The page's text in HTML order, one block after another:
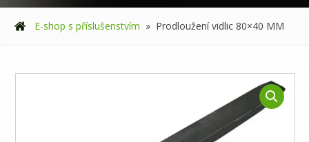
E-shop s příslušenstvím » Prodloužení vidlic 80×40 MM